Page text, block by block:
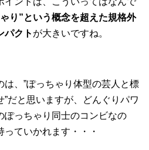
り”という概念を超えた規格外
パクト が大きいですね。
は、”ぽっちゃり体型の芸人と標
だと思いますが、どんぐりパワ
ぽっちゃり同士のコンビなの
ていかれます・・・